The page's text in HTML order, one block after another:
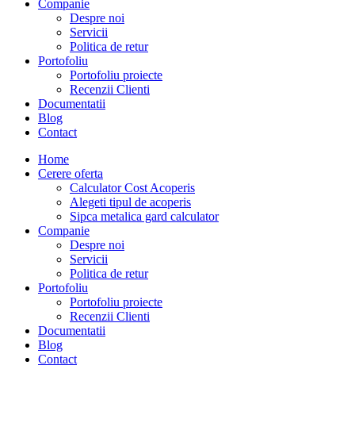
Companie
Despre noi
Servicii
Politica de retur
Portofoliu
Portofoliu proiecte
Recenzii Clienti
Documentatii
Blog
Contact
Home
Cerere oferta
Calculator Cost Acoperis
Alegeti tipul de acoperis
Sipca metalica gard calculator
Companie
Despre noi
Servicii
Politica de retur
Portofoliu
Portofoliu proiecte
Recenzii Clienti
Documentatii
Blog
Contact